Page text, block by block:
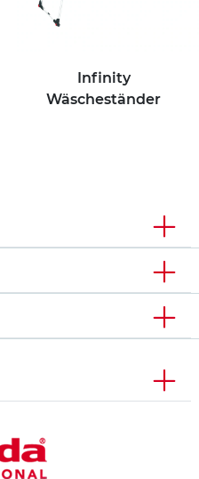
Infinity
Wäscheständer